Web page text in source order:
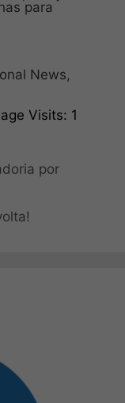
para
News,
Visits: 1
por